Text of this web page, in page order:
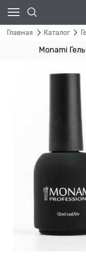
Главная Каталог
Monami